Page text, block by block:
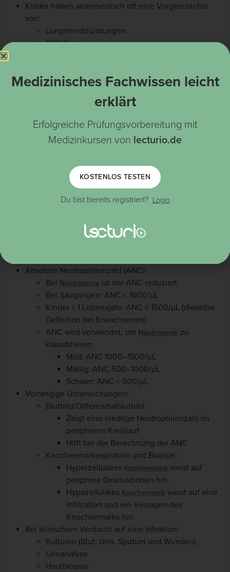
Kinder haben anamnestisch oft eine Vorgeschichte
von:
Lungenentzündungen
Otitiden
Hautinfektionen
Bei der körperlichen Untersuchung:
Ulzera
Zahnfleischentzündung
Lungenentzündung
Hautinfektionen
ZervikaleLymphadenopathie
Wachstumsstörungen
Absolute Neutrophilenzahl (ANC):
Bei Neutropenie ist der ANC reduziert.
Bei Säuglingen: ANC < 1000/µL
Kinder > 1 Lebensjahr: ANC < 1500/µL (dieselbe
Definition bei Erwachsenen)
ANC wird verwendet, um Neutropenie zu
klassifizieren:
Mild: ANC 1000–1500/µL
Mäßig: ANC 500–1000/µL
Schwer: ANC < 500/µL
Vorrangige Untersuchungen:
Blutbild/Differenzialblutbild:
Zeigt eine niedrige Neutrophilenzahl im
peripheren Kreislauf
Hilft bei der Berechnung der ANC
Knochenmarkaspiration und Biopsie:
Hyperzelluläres Knochenmark weist auf
periphere Destruktionen hin.
Hypozelluläres Knochenmark weist auf eine
Infiltration und ein Versagen des
Knochenmarks hin.
Bei klinischem Verdacht auf eine Infektion:
Kulturen (Blut, Urin, Sputum und Wunden)
Urinanalyse
Hautbiopsie
Medizinisches Fachwissen leicht
erklärt
Erfolgreiche Prüfungsvorbereitung mit
Medizinkursen von lecturio.de
KOSTENLOS TESTEN
Du bist bereits registriert? Login